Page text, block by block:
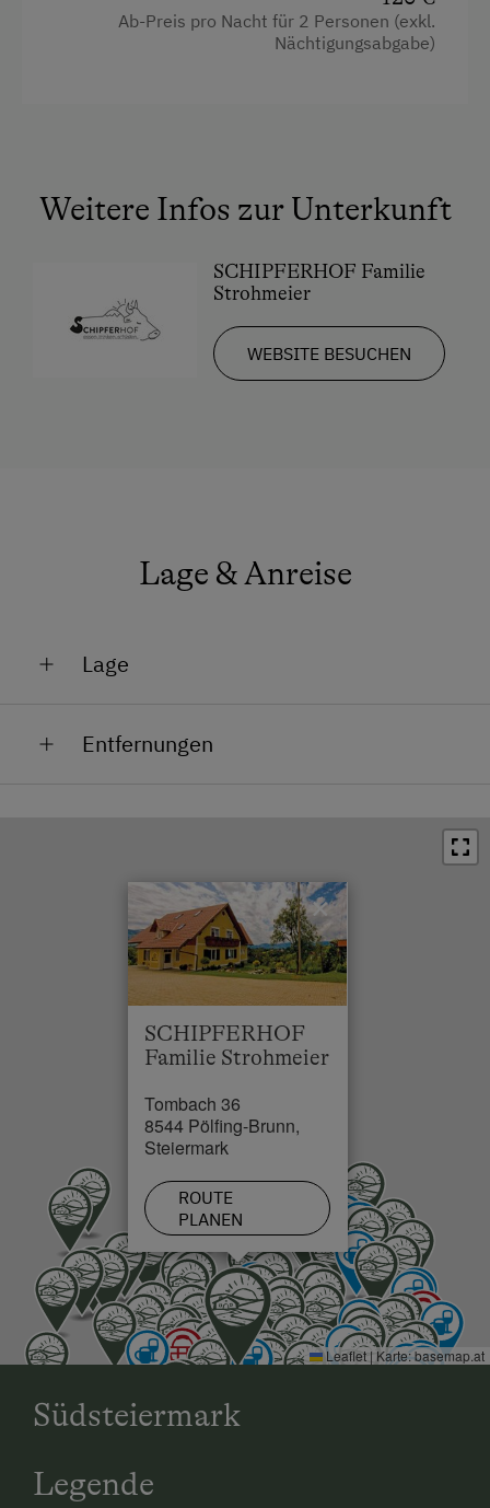
Getränkeerwerb im Haus
Garten
Familienzimmer
Doppelbett
Ab-Preis pro Nacht für 2 Personen (exkl.
Nächtigungsabgabe)
Weitere Infos zur Unterkunft
SCHIPFERHOF Familie
Strohmeier
WEBSITE BESUCHEN
Lage & Anreise
Lage
Entfernungen
Restaurant in 0.5 km
Schwimmbad in 7 km
See / Teich in 3.5 km
Skilift in 30 km
SCHIPFERHOF
Familie Strohmeier
Tombach 36
8544 Pölfing-Brunn,
Steiermark
ROUTE
PLANEN
×
Leaflet | Karte:basemap.at
Südsteiermark
Legende